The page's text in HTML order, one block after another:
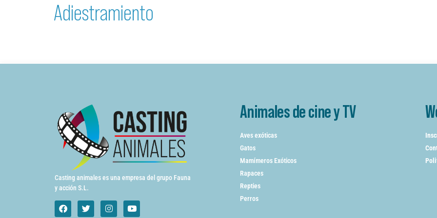
Adiestramiento
Casting animales es una empresa del grupo Fauna
y acción S.L.
Animales de cine y TV
Aves exóticas
Gatos
Mamímeros Exóticos
Rapaces
Repties
Perros